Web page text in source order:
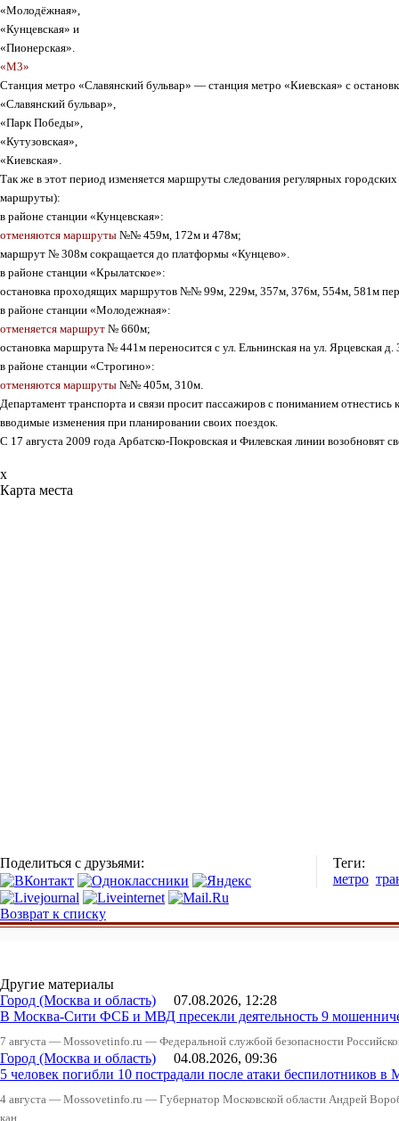
«Молодёжная»,
«Кунцевская» и
«Пионерская».
«М3»
Станция метро «Славянский бульвар» — станция метро «Киевская» с
«Славянский бульвар»,
«Парк Победы»,
«Кутузовская»,
«Киевская».
Так же в этот период изменяется маршруты следования регулярных
маршруты):
в районе станции «Кунцевская»:
отменяются маршруты №№ 459м, 172м и 478м;
маршрут № 308м сокращается до платформы «Кунцево».
в районе станции «Крылатское»:
остановка проходящих маршрутов №№ 99м, 229м, 357м, 376м, 554м, 581м
в районе станции «Молодежная»:
отменяется маршрут № 660м;
остановка маршрута № 441м переносится с ул. Ельнинская на ул. Ярцевская д.
в районе станции «Строгино»:
отменяются маршруты №№ 405м, 310м.
Департамент транспорта и связи просит пассажиров с пониманием
вводимые изменения при планировании своих поездок.
С 17 августа 2009 года Арбатско-Покровская и Филевская линии возобновят
x
Карта места
Поделиться с друзьями:
Теги:
метро
Возврат к списку
Другие материалы
Город (Москва и область) 07.08.2026, 12:28
В Москва-Сити ФСБ и МВД пресекли деятельность 9
7 августа — Mossovetinfo.ru — Федеральной службой безопасности
Город (Москва и область) 04.08.2026, 09:36
5 человек погибли 10 пострадали после атаки беспилотников в
4 августа — Mossovetinfo.ru — Губернатор Московской области Андрей
кан...